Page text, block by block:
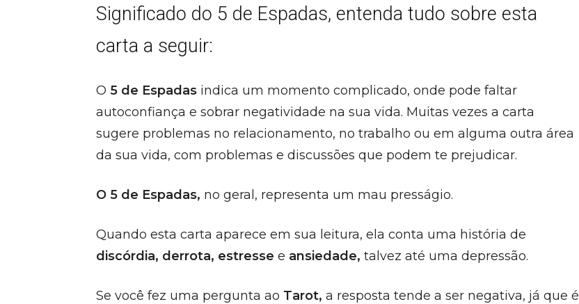
Significado do 5 de Espadas, entenda tudo sobre esta
carta a seguir:
O 5 de Espadas indica um momento complicado, onde pode faltar
autoconfiança e sobrar negatividade na sua vida. Muitas vezes a carta
sugere problemas no relacionamento, no trabalho ou em alguma outra área
da sua vida, com problemas e discussões que podem te prejudicar.
O 5 de Espadas, no geral, representa um mau presságio.
Quando esta carta aparece em sua leitura, ela conta uma história de
discórdia, derrota, estresse e ansiedade, talvez até uma depressão.
Se você fez uma pergunta ao Tarot, a resposta tende a ser negativa, já que é